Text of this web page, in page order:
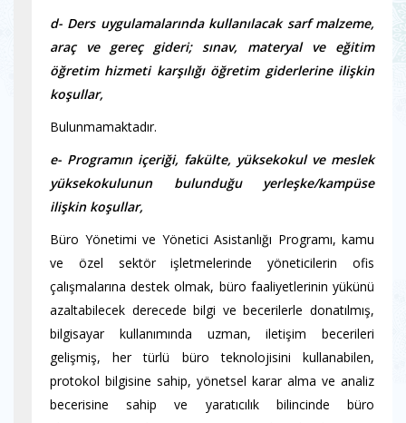
d- Ders uygulamalarında kullanılacak sarf malzeme,
araç ve gereç gideri; sınav, materyal ve eğitim
öğretim hizmeti karşılığı öğretim giderlerine ilişkin
koşullar,
Bulunmamaktadır.
e- Programın içeriği, fakülte, yüksekokul ve meslek
yüksekokulunun bulunduğu yerleşke/kampüse
ilişkin koşullar,
Büro Yönetimi ve Yönetici Asistanlığı Programı, kamu
ve özel sektör işletmelerinde yöneticilerin ofis
çalışmalarına destek olmak, büro faaliyetlerinin yükünü
azaltabilecek derecede bilgi ve becerilerle donatılmış,
bilgisayar kullanımında uzman, iletişim becerileri
gelişmiş, her türlü büro teknolojisini kullanabilen,
protokol bilgisine sahip, yönetsel karar alma ve analiz
becerisine sahip ve yaratıcılık bilincinde büro